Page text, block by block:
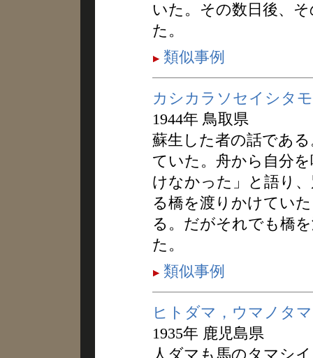
いた。その数日後、
た。
類似事例
カシカラソセイシタ
1944年 鳥取県
蘇生した者の話であ
ていた。舟から自分
けなかった」と語り
る橋を渡りかけてい
る。だがそれでも橋
た。
類似事例
ヒトダマ，ウマノタ
1935年 鹿児島県
人ダマも馬のタマシ